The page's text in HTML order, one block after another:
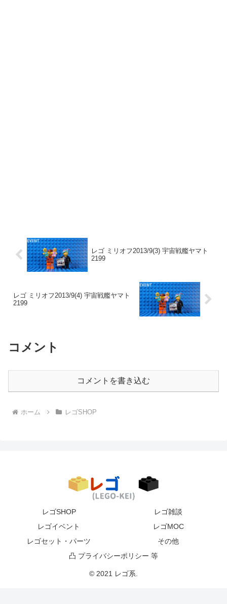
レゴ ミリオフ2013/9(3) 宇宙戦艦ヤマト
2199
レゴ ミリオフ2013/9(4) 宇宙戦艦ヤマト
2199
コメント
コメントを書き込む
ホーム レゴSHOP
レゴSHOP
レゴ雑談
レゴイベント
レゴMOC
レゴセット・パーツ
その他
凸 プライバシーポリシー 等
© 2021 レゴ系.